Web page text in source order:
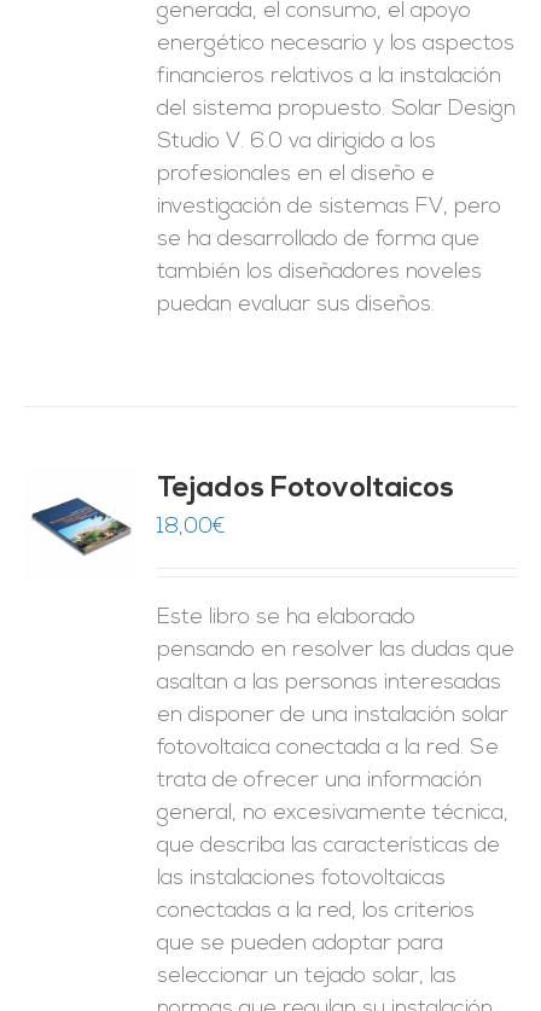
generada, el consumo, el apoyo
energético necesario y los aspectos
financieros relativos a la instalación
del sistema propuesto. Solar Design
Studio V. 6.0 va dirigido a los
profesionales en el diseño e
investigación de sistemas FV, pero
se ha desarrollado de forma que
también los diseñadores noveles
puedan evaluar sus diseños.
Tejados Fotovoltaicos
18,00€
Este libro se ha elaborado
pensando en resolver las dudas que
asaltan a las personas interesadas
en disponer de una instalación solar
fotovoltaica conectada a la red. Se
trata de ofrecer una información
general, no excesivamente técnica,
que describa las características de
las instalaciones fotovoltaicas
conectadas a la red, los criterios
que se pueden adoptar para
seleccionar un tejado solar, las